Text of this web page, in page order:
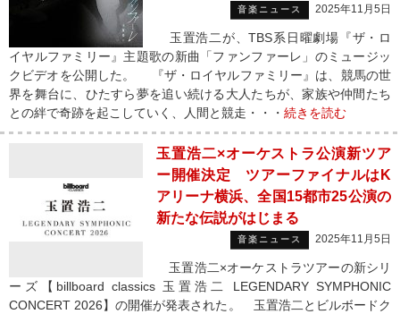
音楽ニュース 2025年11月5日
玉置浩二が、TBS系日曜劇場『ザ・ロ
イヤルファミリー』主題歌の新曲「ファンファーレ」のミュージッ
クビデオを公開した。 『ザ・ロイヤルファミリー』は、競馬の世
界を舞台に、ひたすら夢を追い続ける大人たちが、家族や仲間たち
との絆で奇跡を起こしていく、人間と競走・・・ 続きを読む
玉置浩二×オーケストラ公演新ツア
ー開催決定 ツアーファイナルはK
アリーナ横浜、全国15都市25公演の
新たな伝説がはじまる
音楽ニュース 2025年11月5日
玉置浩二×オーケストラツアーの新シリ
ーズ【billboard classics 玉置浩二 LEGENDARY SYMPHONIC
CONCERT 2026】の開催が発表された。 玉置浩二とビルボードク